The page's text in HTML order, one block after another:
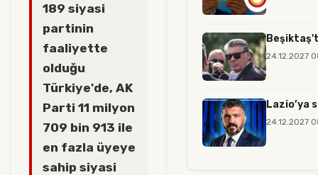
189 siyasi
partinin
faaliyette
olduğu
Türkiye'de, AK
Parti 11 milyon
709 bin 913 ile
en fazla üyeye
sahip siyasi
24.12.2027
Lazio’ya
24.12.2027